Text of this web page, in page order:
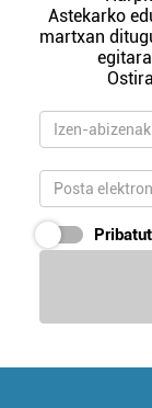
Astekarko
martxan